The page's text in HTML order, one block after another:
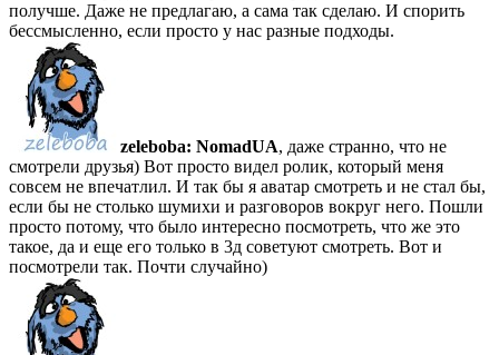
получше. Даже не предлагаю, а сама так сделаю. И спорить
бессмысленно, если просто у нас разные подходы.
zeleboba: NomadUA, даже странно, что не
смотрели друзья) Вот просто видел ролик, который меня
совсем не впечатлил. И так бы я аватар смотреть и не стал бы,
если бы не столько шумихи и разговоров вокруг него. Пошли
просто потому, что было интересно посмотреть, что же это
такое, да и еще его только в 3д советуют смотреть. Вот и
посмотрели так. Почти случайно)